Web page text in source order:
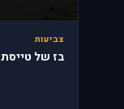
צביעות
בז של טייסת 106 חוד החנית